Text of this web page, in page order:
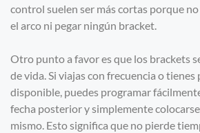
control suelen ser más cortas porque
el arco ni pegar ningún bracket.
Otro punto a favor es que los brackets
de vida. Si viajas con frecuencia o
disponible, puedes programar
fecha posterior y simplemente
mismo. Esto significa que no pierde